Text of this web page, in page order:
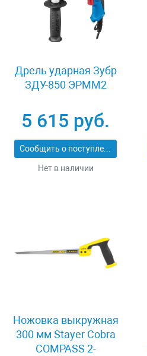
Дрель ударная Зубр
ЗДУ-850 ЭРММ2
5 615 руб.
Сообщить о поступлении
Нет в наличии
Ножовка выкружная
300 мм Stayer Cobra
COMPASS 2-